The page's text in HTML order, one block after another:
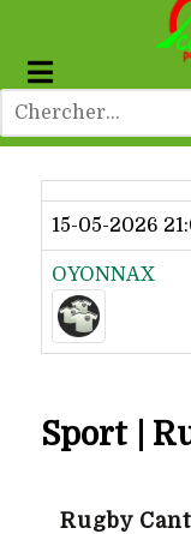
Dernier
15-05-2026
OYONNAX
Sport |
Rugby